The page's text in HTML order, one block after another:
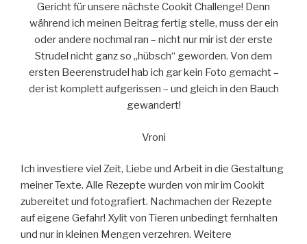
Gericht für unsere nächste Cookit Challenge! Denn
während ich meinen Beitrag fertig stelle, muss der ein
oder andere nochmal ran – nicht nur mir ist der erste
Strudel nicht ganz so „hübsch“ geworden. Von dem
ersten Beerenstrudel hab ich gar kein Foto gemacht –
der ist komplett aufgerissen – und gleich in den Bauch
gewandert!
Vroni
Ich investiere viel Zeit, Liebe und Arbeit in die Gestaltung
meiner Texte. Alle Rezepte wurden von mir im Cookit
zubereitet und fotografiert. Nachmachen der Rezepte
auf eigene Gefahr! Xylit von Tieren unbedingt fernhalten
und nur in kleinen Mengen verzehren. Weitere